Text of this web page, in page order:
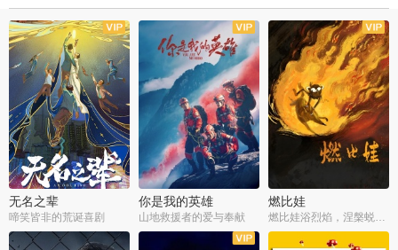
无名之辈
啼笑皆非的荒诞喜剧
你是我的英雄
山地救援者的爱与奉献
燃比娃
燃比娃浴烈焰，涅槃蜕变成人